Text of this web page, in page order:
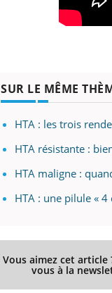
SUR LE MÊME
HTA : les trois
HTA résistante :
HTA maligne :
HTA : une pilule «
Vous aimez cet article
vous à la